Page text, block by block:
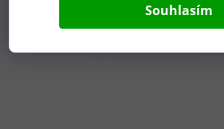
Souhlasím